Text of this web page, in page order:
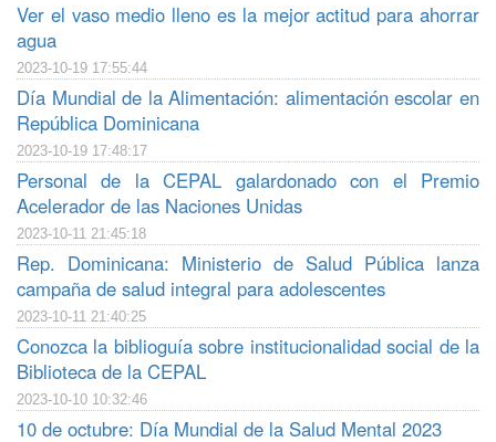
Ver el vaso medio lleno es la mejor actitud para ahorrar
agua
2023-10-19 17:55:44
Día Mundial de la Alimentación: alimentación escolar en
República Dominicana
2023-10-19 17:48:17
Personal de la CEPAL galardonado con el Premio
Acelerador de las Naciones Unidas
2023-10-11 21:45:18
Rep. Dominicana: Ministerio de Salud Pública lanza
campaña de salud integral para adolescentes
2023-10-11 21:40:25
Conozca la biblioguía sobre institucionalidad social de la
Biblioteca de la CEPAL
2023-10-10 10:32:46
10 de octubre: Día Mundial de la Salud Mental 2023